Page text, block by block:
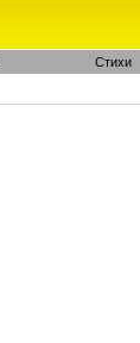
Стихи